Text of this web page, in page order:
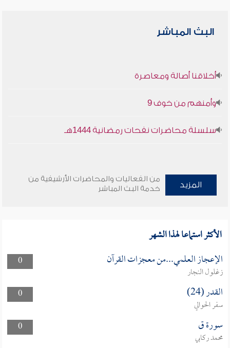
البث المباشر
أخلاقنا أصالة ومعاصرة
وأمنهم من خوف 9
سلسلة محاضرات نفحات رمضانية 1444هـ
المزيد
من الفعاليات والمحاضرات الأرشيفية من
خدمة البث المباشر
الأكثر استماعا لهذا الشهر
0 الإعجاز العلمي...من معجزات القرآن
زغلول النجار
0
القدر (24)
سفر الحوالي
0
سورة ق
محمد ركابي